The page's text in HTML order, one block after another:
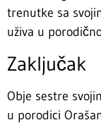
trenutke sa
uživa u
Zaključak
Obje sestre
u porodici